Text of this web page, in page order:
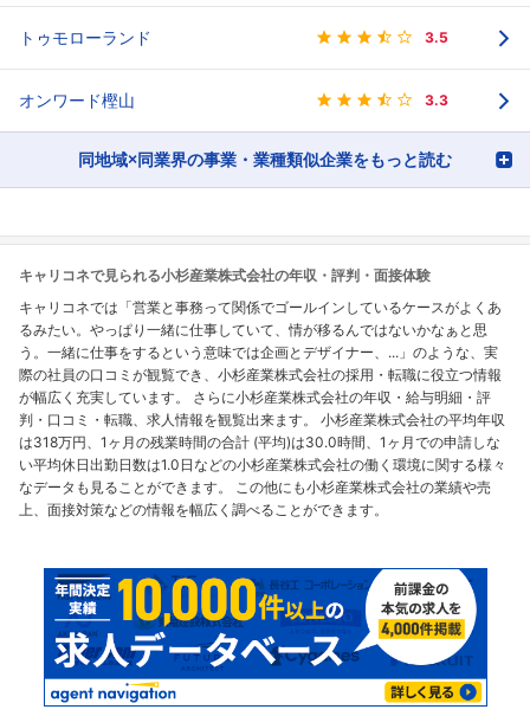
トゥモローランド 3.5
オンワード樫山 3.3
同地域×同業界の事業・業種類似企業をもっと読む
キャリコネで見られる小杉産業株式会社の年収・評判・面接体験
キャリコネでは「営業と事務って関係でゴールインしているケースがよくあ
るみたい。やっぱり一緒に仕事していて、情が移るんではないかなぁと思
う。一緒に仕事をするという意味では企画とデザイナー、...」のような、実
際の社員の口コミが観覧でき、小杉産業株式会社の採用・転職に役立つ情報
が幅広く充実しています。 さらに小杉産業株式会社の年収・給与明細・評
判・口コミ・転職、求人情報を観覧出来ます。 小杉産業株式会社の平均年収
は318万円、1ヶ月の残業時間の合計 (平均)は30.0時間、1ヶ月での申請しな
い平均休日出勤日数は1.0日などの小杉産業株式会社の働く環境に関する様々
なデータも見ることができます。 この他にも小杉産業株式会社の業績や売
上、面接対策などの情報を幅広く調べることができます。